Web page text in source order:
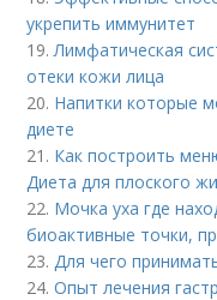
укрепить иммунитет
19.Лимфатическая
отеки кожи лица
20. Напитки которые
диете
21. Как построить
Диета для плоского
22. Мочка уха где
биоактивные точки,
23.Для чего
24.Опыт лечения